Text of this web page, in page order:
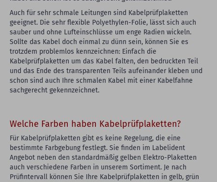
Auch für sehr schmale Leitungen sind Kabelprüfplaketten
geeignet. Die sehr flexible Polyethylen-Folie, lässt sich auch
sauber und ohne Lufteinschlüsse um enge Radien wickeln.
Sollte das Kabel doch einmal zu dünn sein, können Sie es
trotzdem problemlos kennzeichnen: Einfach die
Kabelprüfplaketten um das Kabel falten, den bedruckten Teil
und das Ende des transparenten Teils aufeinander kleben und
schon sind auch Ihre schmalen Kabel mit einer Kabelfahne
sachgerecht gekennzeichnet.
Welche Farben haben Kabelprüfplaketten?
Für Kabelprüfplaketten gibt es keine Regelung, die eine
bestimmte Farbgebung festlegt. Sie finden im Labelident
Angebot neben den standardmäßig gelben Elektro-Plaketten
auch verschiedene Farben in unserem Sortiment. Je nach
Prüfintervall können Sie Ihre Kabelprüfplaketten in gelb, grün